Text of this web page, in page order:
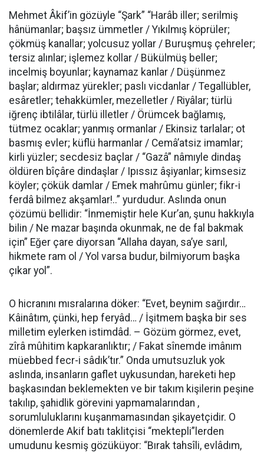
Mehmet Âkif’in gözüyle “Şark” “Harâb iller; serilmiş
hânümanlar; başsız ümmetler / Yıkılmış köprüler;
çökmüş kanallar; yolcusuz yollar / Buruşmuş çehreler;
tersiz alınlar; işlemez kollar / Bü­külmüş beller;
incelmiş boyunlar; kaynamaz kanlar / Düşünmez
başlar; aldırmaz yürekler; paslı vicdanlar / Tegallübler,
esâretler; tehakkümler, mezelletler / Riyâlar; türlü
iğrenç ibtilâlar, türlü illetler / Örümcek bağlamış,
tütmez ocaklar; yanmış ormanlar / Ekinsiz tarlalar; ot
basmış evler; küflü harmanlar / Cemâ’atsiz imamlar;
kirli yüzler; secdesiz baçlar / “Gazâ” nâmıyle dindaş
öldü­ren bîçâre dindaşlar / Ipıssız âşiyanlar; kimsesiz
köyler; çökük damlar / Emek mahrûmu günler; fikr-i
ferdâ bilmez akşamlar!..” yurdudur. Aslında onun
çözümü bellidir: “İnmemiştir hele Kur’an, şunu hakkıyla
bilin / Ne mazar başında okunmak, ne de fal bakmak
için” Eğer çare diyorsan “Allaha dayan, sa’ye sarıl,
hikmete ram ol / Yol varsa budur, bilmiyorum başka
çıkar yol”.
O hicranını mısralarına döker: “Evet, beynim sağırdır…
Kâinâtım, çünki, hep feryâd… / İşitmem başka bir ses
milletim eylerken istimdâd. – Gözüm görmez, evet,
zîrâ mûhitim kapkaranlıktır; / Fakat sînemde imânım
müebbed fecr-i sâdık’tır.” Onda umutsuzluk yok
aslında, insanların gaflet uykusundan, hareketi hep
başkasından beklemekten ve bir takım kişilerin peşine
takılıp, şahidlik görevini yapmamalarından ,
sorumluluklarını kuşanmamasından şikayetçidir. O
dönemlerde Akif batı taklitçisi “mektepli”lerden
umudunu kesmiş gözüküyor: “Bırak tahsîli, evlâdım,